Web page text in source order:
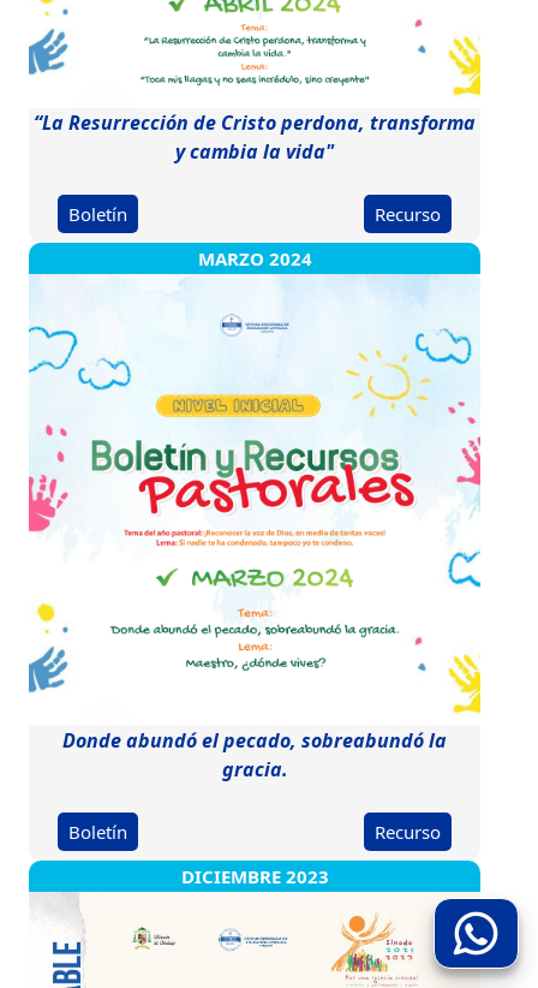
“La Resurrección de Cristo perdona, transforma
y cambia la vida"
Boletín
Recurso
MARZO 2024
Donde abundó el pecado, sobreabundó la
gracia.
Boletín
Recurso
DICIEMBRE 2023